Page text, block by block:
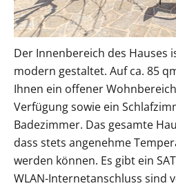
Der Innenbereich des Hauses
modern gestaltet. Auf ca. 85
Ihnen ein offener
Verfügung sowie ein
Badezimmer. Das gesamte
dass stets angenehme
werden können. Es gibt ein
WLAN-Internetanschluss sind